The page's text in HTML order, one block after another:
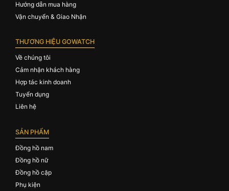
Hướng dẫn mua hàng
Vận chuyển & Giao Nhận
THƯƠNG HIỆU GOWATCH
Về chúng tôi
Cảm nhận khách hàng
Hợp tác kinh doanh
Tuyển dụng
Liên hệ
SẢN PHẨM
Đồng hồ nam
Đồng hồ nữ
Đồng hồ cặp
Phụ kiện